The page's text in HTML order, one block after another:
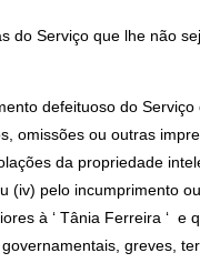
do Serviço que lhe não
defeituoso do
omissões ou outras
da propriedade
(iv) pelo incumprimento
à ‘ Tânia Ferreira ‘ e
greves,